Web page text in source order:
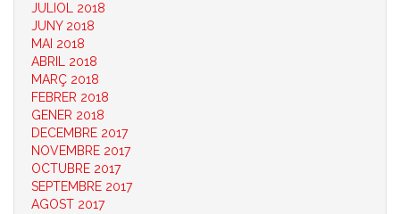
JULIOL 2018
JUNY 2018
MAI 2018
ABRIL 2018
MARÇ 2018
FEBRER 2018
GENER 2018
DECEMBRE 2017
NOVEMBRE 2017
OCTUBRE 2017
SEPTEMBRE 2017
AGOST 2017